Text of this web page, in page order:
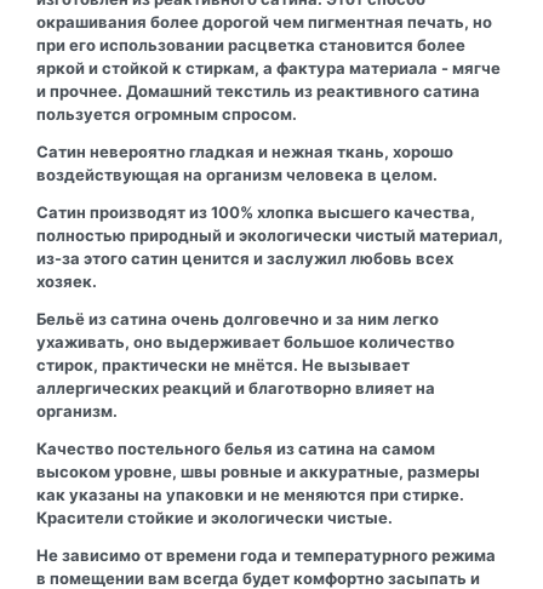
окрашивания более дорогой чем пигментная печать, но
при его использовании расцветка становится более
яркой и стойкой к стиркам, а фактура материала - мягче
и прочнее. Домашний текстиль из реактивного сатина
пользуется огромным спросом.
Сатин невероятно гладкая и нежная ткань, хорошо
воздействующая на организм человека в целом.
Сатин производят из 100% хлопка высшего качества,
полностью природный и экологически чистый материал,
из-за этого сатин ценится и заслужил любовь всех
хозяек.
Бельё из сатина очень долговечно и за ним легко
ухаживать, оно выдерживает большое количество
стирок, практически не мнётся. Не вызывает
аллергических реакций и благотворно влияет на
организм.
Качество постельного белья из сатина на самом
высоком уровне, швы ровные и аккуратные, размеры
как указаны на упаковки и не меняются при стирке.
Красители стойкие и экологически чистые.
Не зависимо от времени года и температурного режима
в помещении вам всегда будет комфортно засыпать и